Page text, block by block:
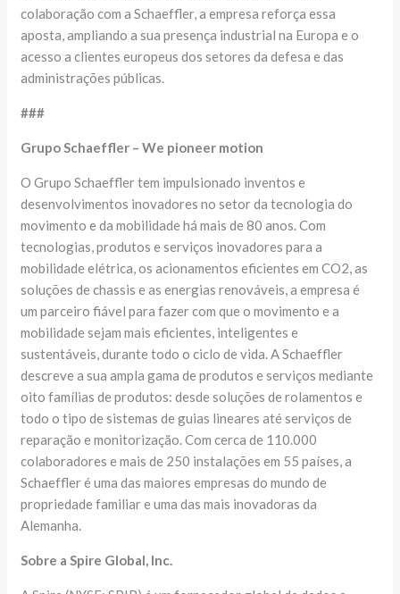
colaboração com a Schaeffler, a empresa reforça essa
aposta, ampliando a sua presença industrial na Europa e o
acesso a clientes europeus dos setores da defesa e das
administrações públicas.
###
Grupo Schaeffler – We pioneer motion
O Grupo Schaeffler tem impulsionado inventos e
desenvolvimentos inovadores no setor da tecnologia do
movimento e da mobilidade há mais de 80 anos. Com
tecnologias, produtos e serviços inovadores para a
mobilidade elétrica, os acionamentos eficientes em CO2, as
soluções de chassis e as energias renováveis, a empresa é
um parceiro fiável para fazer com que o movimento e a
mobilidade sejam mais eficientes, inteligentes e
sustentáveis, durante todo o ciclo de vida. A Schaeffler
descreve a sua ampla gama de produtos e serviços mediante
oito famílias de produtos: desde soluções de rolamentos e
todo o tipo de sistemas de guias lineares até serviços de
reparação e monitorização. Com cerca de 110.000
colaboradores e mais de 250 instalações em 55 países, a
Schaeffler é uma das maiores empresas do mundo de
propriedade familiar e uma das mais inovadoras da
Alemanha.
Sobre a Spire Global, Inc.